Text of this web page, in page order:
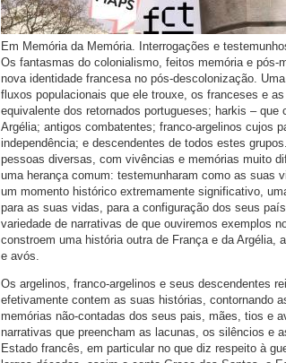
Em Memória da Memória. Interrogações e
Os fantasmas do colonialismo, feitos memória e pós-
nova identidade francesa no pós-descolonização.
fluxos populacionais que ele trouxe, os franceses e
equivalente dos retornados portugueses; harkis –
Argélia; antigos combatentes; franco-argelinos cujos
independência; e descendentes de todos estes
pessoas diversas, com vivências e memórias muito
uma herança comum: testemunharam como as suas
um momento histórico extremamente significativo,
para as suas vidas, para a configuração dos seus
variedade de narrativas de que ouviremos exemplos
constroem uma história outra de França e da Argélia,
e avós.
Os argelinos, franco-argelinos e seus descendentes
efetivamente contem as suas histórias, contornando
memórias não-contadas dos seus pais, mães, tios e
narrativas que preencham as lacunas, os silêncios e
Estado francês, em particular no que diz respeito à